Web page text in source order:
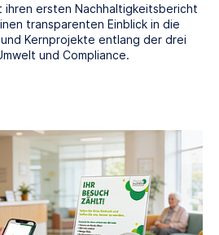
ihren ersten Nachhaltigkeitsbericht
transparenten Einblick in die
Kernprojekte entlang der drei
und Compliance.